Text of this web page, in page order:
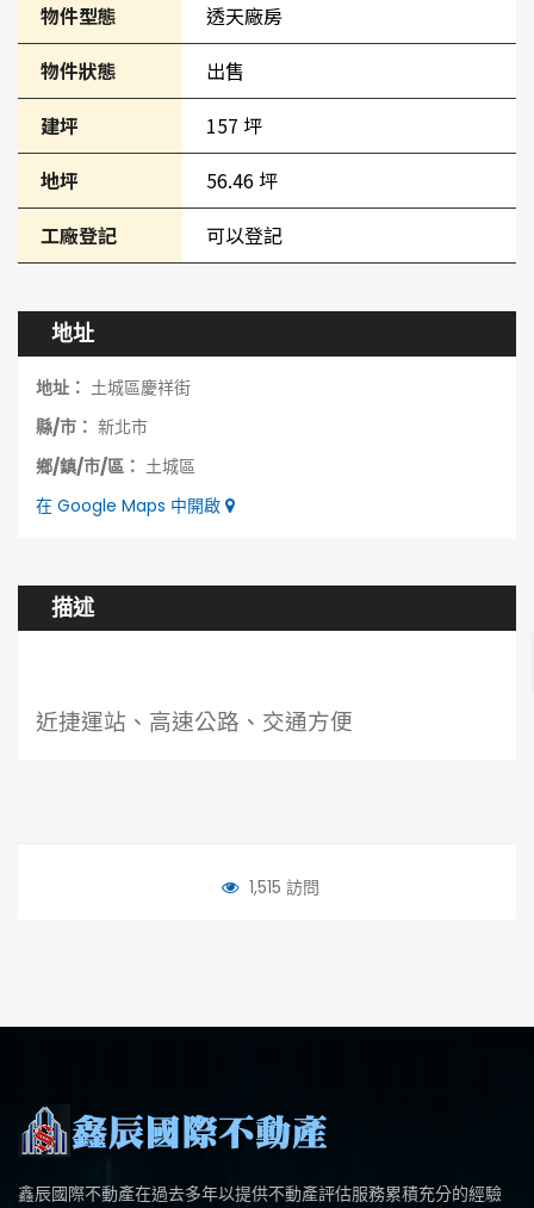
描述
近捷運站、高速公路、 交通方便
地址
地址： 土城區慶祥街
縣/市： 新北市
鄉/鎮/市/區： 土城區
在 Google Maps 中開啟
物件型態
透天廠房
物件狀態
出售
建坪
157 坪
地坪
56.46 坪
工廠登記
可以登記
1,515 訪問
鑫辰國際不動產在過去多年以提供不動產評估服務累積充分的經驗